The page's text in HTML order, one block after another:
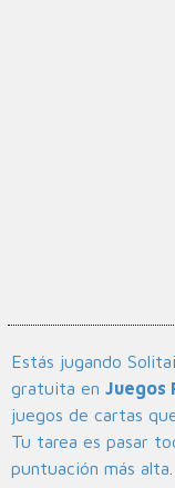
Estás jugando
gratuita en Juegos
juegos de cartas
Tu tarea es pasar
puntuación más